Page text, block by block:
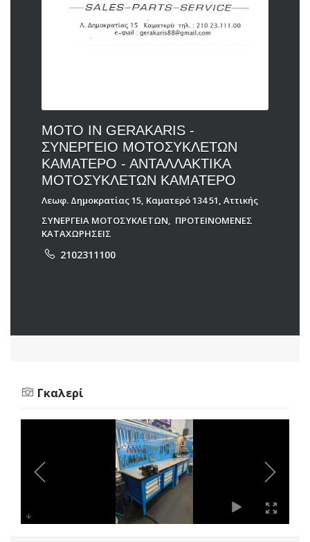
MOTO IN GERAKARIS -
ΣΥΝΕΡΓΕΙΟ ΜΟΤΟΣΥΚΛΕΤΩΝ
ΚΑΜΑΤΕΡΟ - ΑΝΤΑΛΛΑΚΤΙΚΑ
ΜΟΤΟΣΥΚΛΕΤΩΝ ΚΑΜΑΤΕΡΟ
Λεωφ. Δημοκρατίας 15, Καματερό 134 51, Αττικής
ΣΥΝΕΡΓΕΙΑ ΜΟΤΟΣΥΚΛΕΤΩΝ, ΠΡΟΤΕΙΝΟΜΕΝΕΣ
ΚΑΤΑΧΩΡΗΣΕΙΣ
2102311100
Γκαλερί